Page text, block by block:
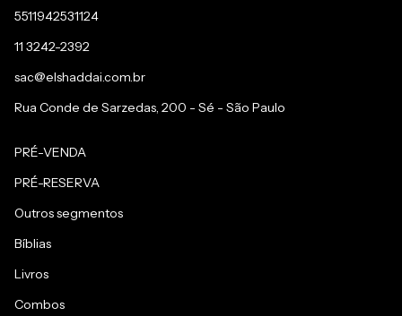
5511942531124
11 3242-2392
sac@elshaddai.com.br
Rua Conde de Sarzedas, 200 - Sé - São Paulo
PRÉ-VENDA
PRÉ-RESERVA
Outros segmentos
Bíblias
Livros
Combos